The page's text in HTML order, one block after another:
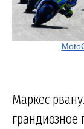
Маркес
грандиозное